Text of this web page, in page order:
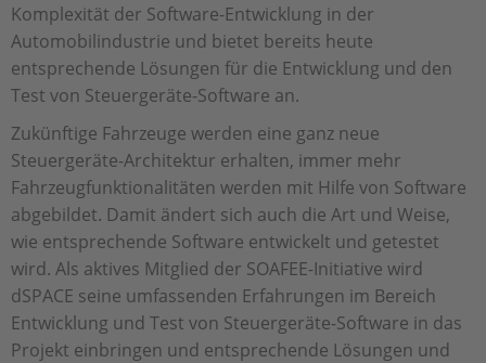
Komplexität der Software-Entwicklung in der
Automobilindustrie und bietet bereits heute
entsprechende Lösungen für die Entwicklung und den
Test von Steuergeräte-Software an.
Zukünftige Fahrzeuge werden eine ganz neue
Steuergeräte-Architektur erhalten, immer mehr
Fahrzeugfunktionalitäten werden mit Hilfe von Software
abgebildet. Damit ändert sich auch die Art und Weise,
wie entsprechende Software entwickelt und getestet
wird. Als aktives Mitglied der SOAFEE-Initiative wird
dSPACE seine umfassenden Erfahrungen im Bereich
Entwicklung und Test von Steuergeräte-Software in das
Projekt einbringen und entsprechende Lösungen und